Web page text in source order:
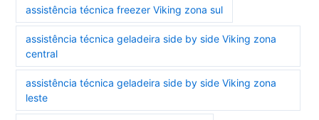
assistência técnica freezer Viking zona sul
assistência técnica geladeira side by side Viking zona
central
assistência técnica geladeira side by side Viking zona
leste